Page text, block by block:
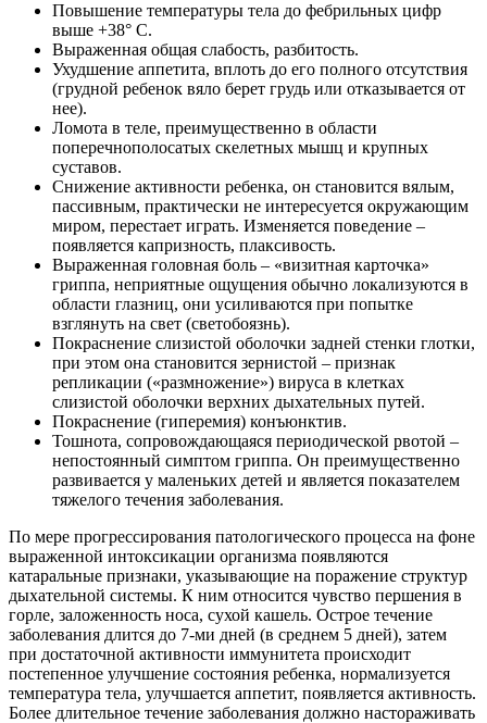
Повышение температуры тела до фебрильных цифр
выше +38° С.
Выраженная общая слабость, разбитость.
Ухудшение аппетита, вплоть до его полного отсутствия
(грудной ребенок вяло берет грудь или отказывается от
нее).
Ломота в теле, преимущественно в области
поперечнополосатых скелетных мышц и крупных
суставов.
Снижение активности ребенка, он становится вялым,
пассивным, практически не интересуется окружающим
миром, перестает играть. Изменяется поведение –
появляется капризность, плаксивость.
Выраженная головная боль – «визитная карточка»
гриппа, неприятные ощущения обычно локализуются в
области глазниц, они усиливаются при попытке
взглянуть на свет (светобоязнь).
Покраснение слизистой оболочки задней стенки глотки,
при этом она становится зернистой – признак
репликации («размножение») вируса в клетках
слизистой оболочки верхних дыхательных путей.
Покраснение (гиперемия) конъюнктив.
Тошнота, сопровождающаяся периодической рвотой –
непостоянный симптом гриппа. Он преимущественно
развивается у маленьких детей и является показателем
тяжелого течения заболевания.
По мере прогрессирования патологического процесса на фоне
выраженной интоксикации организма появляются
катаральные признаки, указывающие на поражение структур
дыхательной системы. К ним относится чувство першения в
горле, заложенность носа, сухой кашель. Острое течение
заболевания длится до 7-ми дней (в среднем 5 дней), затем
при достаточной активности иммунитета происходит
постепенное улучшение состояния ребенка, нормализуется
температура тела, улучшается аппетит, появляется активность.
Более длительное течение заболевания должно настораживать